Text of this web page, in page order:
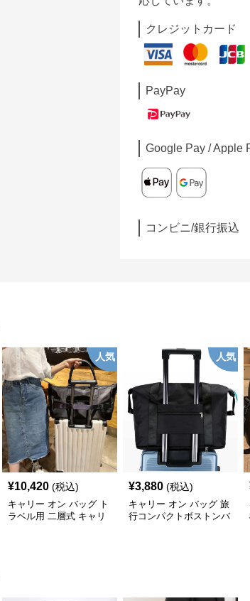
クレジットカード
PayPay
Google Pay / Apple
コンビニ/銀行振込
人気
¥10,420 (税込)
キャリー オン バッグ ト
ラベル用 二層式 キャリ
人気
¥3,880 (税込)
キャリー オン バッグ 旅
行コンパクトボストンバ